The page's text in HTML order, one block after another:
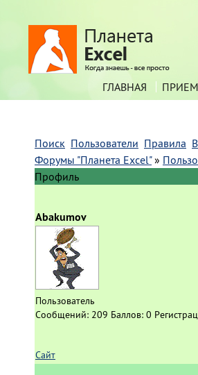
ГЛАВНАЯ
Поиск Пользователи Правила
Форумы "Планета Excel" »
Профиль
Abakumov
Пользователь
Сообщений: 209 Баллов: 0
Сайт